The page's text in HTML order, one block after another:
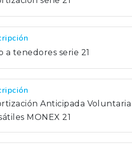
a tenedores serie 21
Anticipada
MONEX 21